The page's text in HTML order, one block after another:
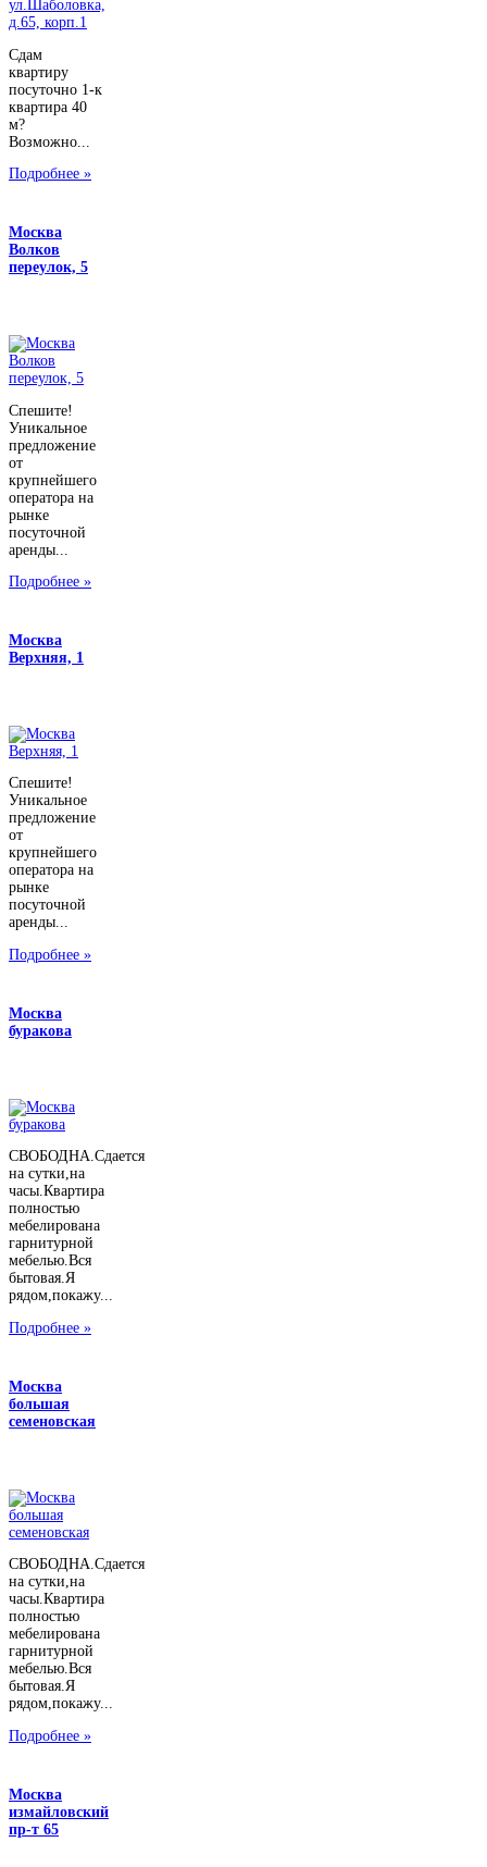
Сдам
квартиру
посуточно 1-к
квартира 40
м?
Возможно...
Подробнее »
Москва
Волков
переулок, 5
Спешите!
Уникальное
предложение
от
крупнейшего
оператора на
рынке
посуточной
аренды...
Подробнее »
Москва
Верхняя, 1
Спешите!
Уникальное
предложение
от
крупнейшего
оператора на
рынке
посуточной
аренды...
Подробнее »
Москва
буракова
СВОБОДНА.Сдается
на сутки,на
часы.Квартира
полностью
мебелирована
гарнитурной
мебелью.Вся
бытовая.Я
рядом,покажу...
Подробнее »
Москва
большая
семеновская
СВОБОДНА.Сдается
на сутки,на
часы.Квартира
полностью
мебелирована
гарнитурной
мебелью.Вся
бытовая.Я
рядом,покажу...
Подробнее »
Москва
измайловский
пр-т 65